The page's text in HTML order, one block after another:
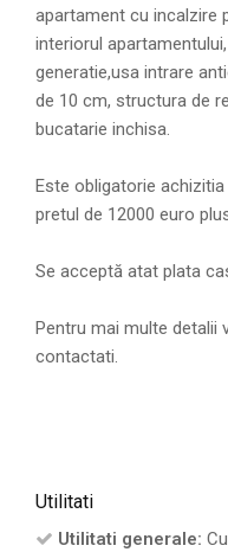
apartament cu incalzire
interiorul
generatie,usa intrare
de 10 cm, structura de
bucatarie inchisa.
Este obligatorie
pretul de 12000 euro
Se acceptă atat plata
Pentru mai multe detalii
contactati.
Utilitati
Utilitati generale: